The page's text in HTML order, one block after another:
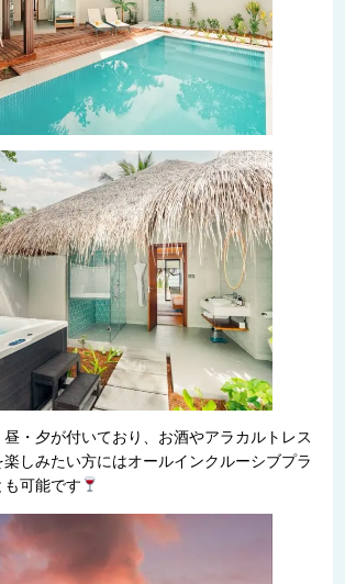
・夕が付いており、お酒やアラカルトレス
楽しみたい方にはオールインクルーシブプラ
も可能です